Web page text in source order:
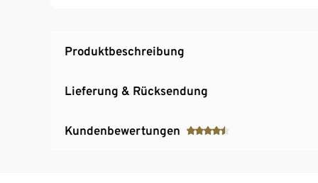
Produktbeschreibung
Lieferung & Rücksendung
Kundenbewertungen